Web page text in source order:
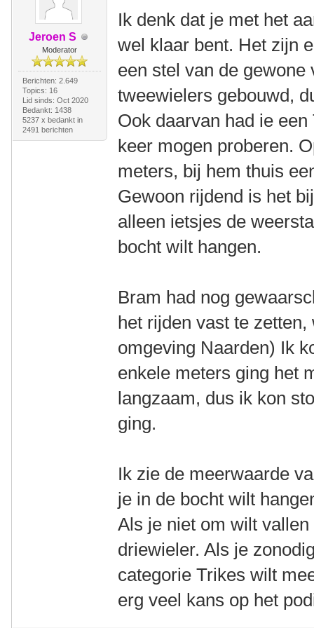
Jeroen S
Moderator
Berichten: 2.649
Topics: 16
Lid sinds: Oct 2020
Bedankt: 1438
5237 x bedankt in
2491 berichten
Ik denk dat je met het
wel klaar bent. Het zijn
een stel van de
tweewielers gebouwd,
Ook daarvan had ie
keer mogen proberen.
meters, bij hem thuis
Gewoon rijdend is het
alleen ietsjes de
bocht wilt hangen.
Bram had nog
het rijden vast te
omgeving Naarden) Ik
enkele meters ging het
langzaam, dus ik kon
ging.
Ik zie de meerwaarde
je in de bocht wilt
Als je niet om wilt
driewieler. Als je
categorie Trikes wilt
erg veel kans op het